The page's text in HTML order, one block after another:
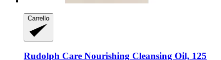
Carrello
Rudolph Care Nourishing Cleansing Oil, 125